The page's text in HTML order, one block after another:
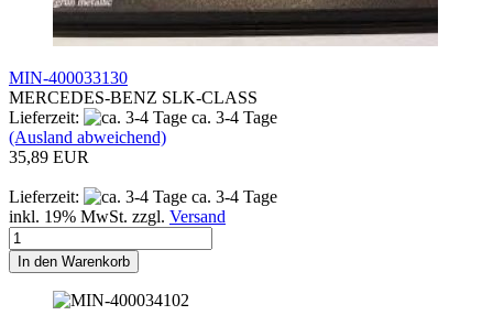
MIN-400033130
MERCEDES-BENZ SLK-CLASS
Lieferzeit:
ca. 3-4 Tage
(Ausland abweichend)
35,89 EUR
Lieferzeit:
ca. 3-4 Tage
inkl. 19% MwSt. zzgl. Versand
In den Warenkorb